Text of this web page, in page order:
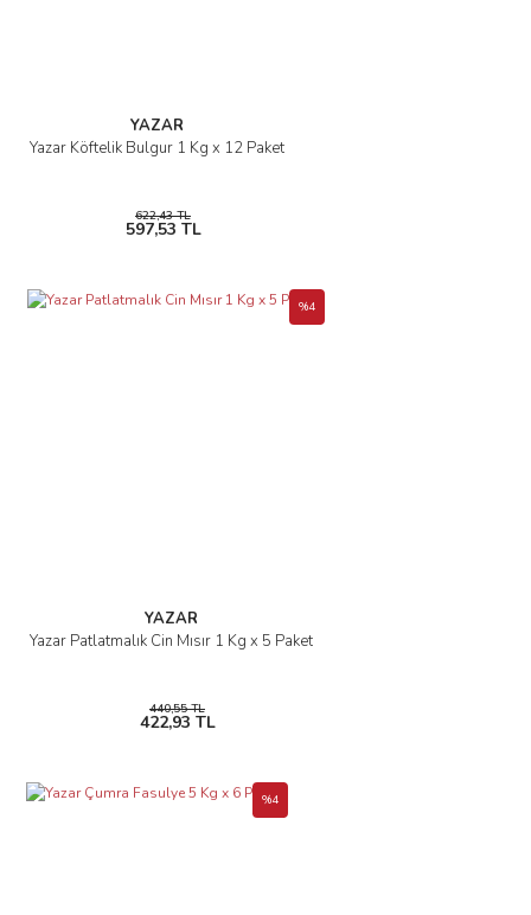
YAZAR
Yazar Köftelik Bulgur 1 Kg x 12 Paket
622,43 TL
597,53 TL
YAZAR
Yazar Patlatmalık Cin Mısır 1 Kg x 5 Paket
%4
440,55 TL
422,93 TL
%4